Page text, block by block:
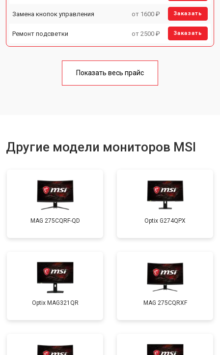
Замена кнопок управления от 1600 ₽ Заказать
Ремонт подсветки от 2500 ₽ Заказать
Показать весь прайс
Другие модели мониторов MSI
MAG 275CQRF-QD Optix G274QPX
Optix MAG321QR MAG 275CQRXF